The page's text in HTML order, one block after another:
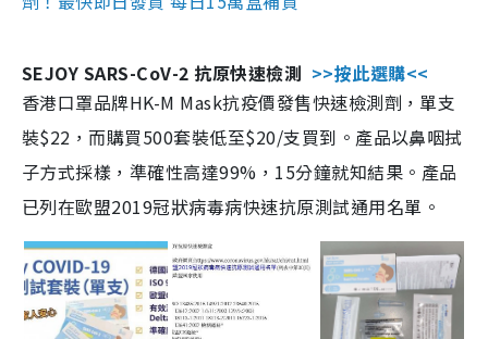
SEJOY SARS-CoV-2 抗原快速檢測 >>按此選購<<
香港口罩品牌HK-M Mask抗疫價發售快速檢測劑，單支
裝$22，而購買500套裝低至$20/支買到。產品以鼻咽拭
子方式採樣，準確性高達99%，15分鐘就知結果。產品
已列在歐盟2019冠狀病毒病快速抗原測試通用名單。